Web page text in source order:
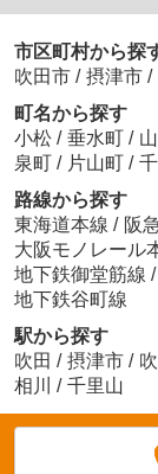
市区町村から探
吹田市 / 摂津市 /
町名から探す
小松 / 垂水町 /
泉町 / 片山町 /
路線から探す
東海道本線 / 阪
大阪モノレール
地下鉄御堂筋線 /
地下鉄谷町線
駅から探す
吹田 / 摂津市 /
相川
/ 千里山